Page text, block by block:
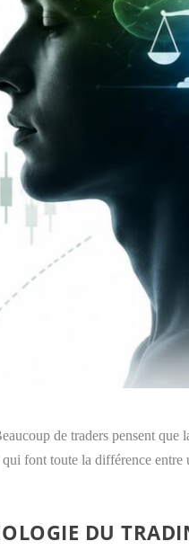
de traders pensent que
qui font toute la différence entre
DU